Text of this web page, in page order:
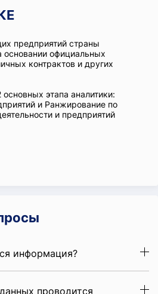
предприятий страны
основании официальных
контрактов и других
этапа аналитики:
и Ранжирование по
и предприятий
информация?
проводится